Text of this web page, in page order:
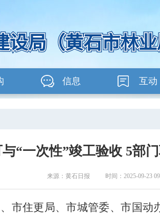
信息 互动
“一次性”竣工验收 5部
来源：黄石日报 时间：2025-09-23
市住更局、市城管委、市国